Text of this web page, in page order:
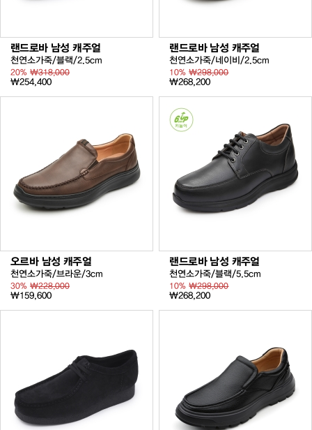
랜드로바 남성 캐주얼
천연소가죽/블랙/2.5cm
20% ₩318,000
₩254,400
랜드로바 남성 캐주얼
천연소가죽/네이비/2.5cm
10%₩298,000
₩268,200
오르바 남성 캐주얼
천연소가죽/브라운/3cm
30% ₩228,000
₩159,600
랜드로바 남성 캐주얼
천연소가죽/블랙/5.5cm
10%₩298,000
₩268,200